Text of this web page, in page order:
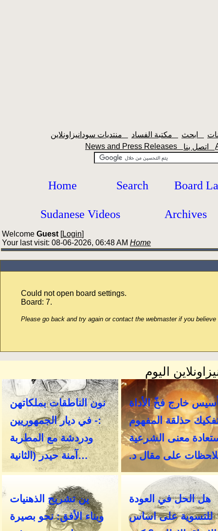
News and Press Releases
Home Search Board
Sudanese Videos Archives
Welcome Guest [Login]
Your last visit: 08-06-2026, 06:48 AM Home
Could not open board settings.
Board: 7.
Please go back and try again or contact the webmaster if you